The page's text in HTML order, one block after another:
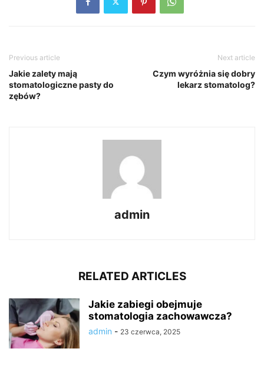
Previous article
Jakie zalety mają
stomatologiczne pasty do
zębów?
Next article
Czym wyróżnia się dobry
lekarz stomatolog?
admin
RELATED ARTICLES
Jakie zabiegi obejmuje
stomatologia zachowawcza?
admin - 23 czerwca, 2025